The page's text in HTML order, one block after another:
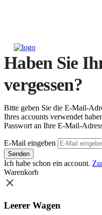
Haben Sie
vergessen?
Bitte geben Sie die E-Mail-
Ihres accounts verwendet
Passwort an Ihre E-Mail-
E-Mail eingeben
Senden
Ich habe schon ein account.
Warenkorb
Leerer Wagen